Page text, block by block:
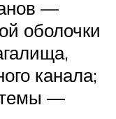
—
оболочки
канала;
—